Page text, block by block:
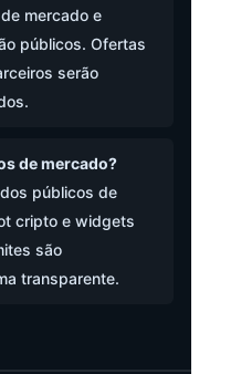
mercado e
públicos. Ofertas
serão
de mercado?
públicos de
cripto e widgets
são
transparente.